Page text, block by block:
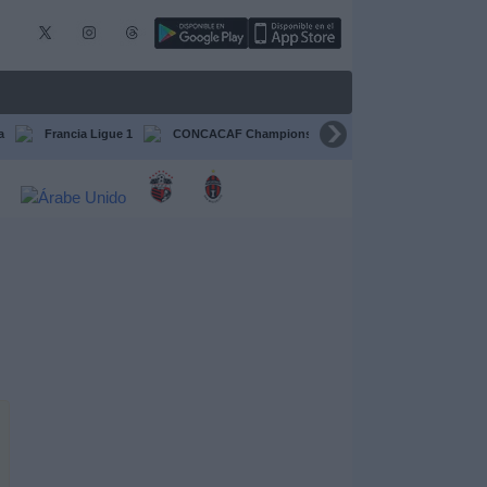
Francia Ligue 1 CONCACAF Champions Cup